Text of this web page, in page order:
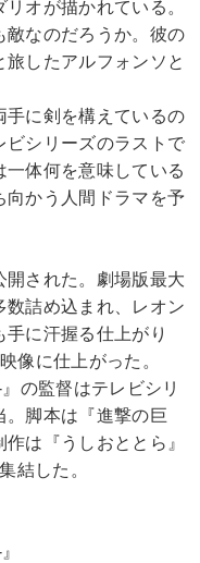
オが描かれている。
敵なのだろうか。彼の
したアルフォンソと
手に剣を構えているの
ビシリーズのラストで
体何を意味している
かう人間ドラマを予
開された。劇場版最大
詰め込まれ、レオン
に汗握る仕上がり
像に仕上がった。
の監督はテレビシリ
。脚本は『進撃の巨
は『うしおととら』
結した。